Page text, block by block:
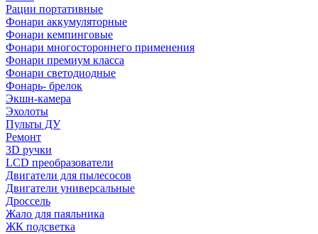
Рации портативные
Фонари аккумуляторные
Фонари кемпинговые
Фонари многостороннего применения
Фонари премиум класса
Фонари светодиодные
Фонарь- брелок
Экшн-камера
Эхолоты
Пульты ДУ
Ремонт
3D ручки
LCD преобразователи
Двигатели для пылесосов
Двигатели универсальные
Дроссель
Жало для паяльника
ЖК подсветка